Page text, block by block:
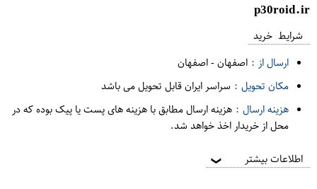
p30roid.ir
شرایط خرید
ارسال از : اصفهان-اصفهان
مکان تحویل : سراسر ایران قابل تحویل می باشد
هزینه ارسال : هزینه ارسال مطابق با هزینه های پست یا پیک بوده که در
محل از خریدار اخذ خواهد شد.
اطلاعات بیشتر ❯